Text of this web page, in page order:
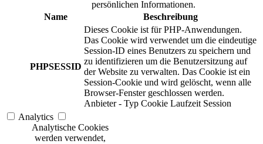
persönlichen Informationen.
Name
Beschreibung
PHPSESSID
Dieses Cookie ist für PHP-Anwendungen.
Das Cookie wird verwendet um die eindeutige
Session-ID eines Benutzers zu speichern und
zu identifizieren um die Benutzersitzung auf
der Website zu verwalten. Das Cookie ist ein
Session-Cookie und wird gelöscht, wenn alle
Browser-Fenster geschlossen werden.
Anbieter - Typ Cookie Laufzeit Session
Analytics
Analytische Cookies
werden verwendet,